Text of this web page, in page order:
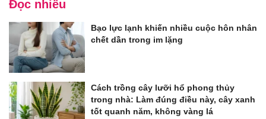
Đọc nhiều
Bạo lực lạnh khiến nhiều cuộc hôn nhân
chết dần trong im lặng
Cách trồng cây lưỡi hổ phong thủy
trong nhà: Làm đúng điều này, cây xanh
tốt quanh năm, không vàng lá